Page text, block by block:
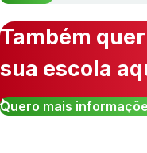
Também
sua escola
Quero mais